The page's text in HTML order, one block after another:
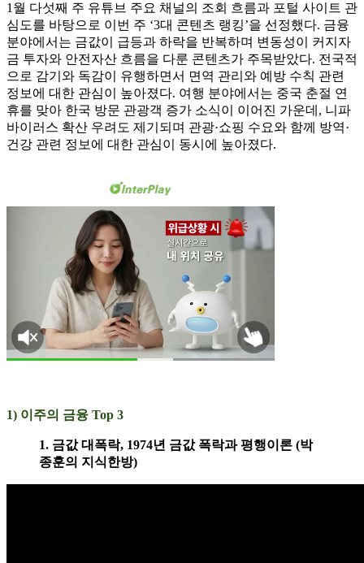
1월 다섯째 주 유튜브 주요 채널의 조회 흐름과 포털 사이트 관
심도를 바탕으로 이번 주 ‘3대 콘텐츠 랭킹’을 선정했다. 금융
분야에서는 금값이 급등과 하락을 반복하며 변동성이 커지자
금 투자와 안전자산 흐름을 다룬 콘텐츠가 주목받았다. 전국적
으로 감기와 독감이 유행하면서 면역 관리와 예방 수칙 관련
정보에 대한 관심이 높아졌다. 여행 분야에서는 중국 춘절 연
휴를 맞아 한국 방문 관광객 증가 소식이 이어진 가운데, 니파
바이러스 확산 우려도 제기되며 관광·쇼핑 수요와 함께 방역·
건강 관련 정보에 대한 관심이 동시에 높아졌다.
1) 이주의 금융 Top 3
1. 금값 대폭락, 1974년 금값 폭락과 평행이론 (박
종훈의 지식한방)